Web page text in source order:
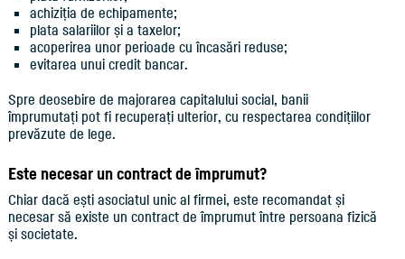
achiziția de echipamente;
plata salariilor și a taxelor;
acoperirea unor perioade cu încasări reduse;
evitarea unui credit bancar.
Spre deosebire de majorarea capitalului social, banii
împrumutați pot fi recuperați ulterior, cu respectarea condițiilor
prevăzute de lege.
Este necesar un contract de împrumut?
Chiar dacă ești asociatul unic al firmei, este recomandat și
necesar să existe un contract de împrumut între persoana fizică
și societate.